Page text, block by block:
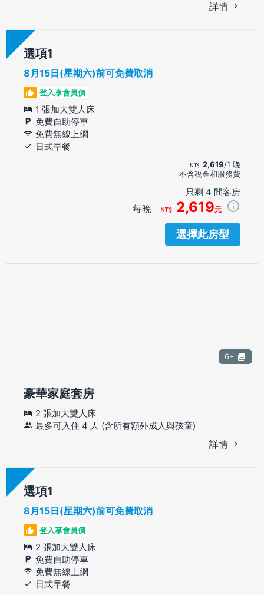
詳情
選項
8月15日(星期六)前可免費取消
登入享會員價
1 張加大雙人床
免費自助停車
免費無線上網
日式早餐
2,619/1 晚
不含稅金和服務費
只剩 4 間客房
每晚 2,619元
選擇此房型
6+
豪華家庭套房
2 張加大雙人床
最多可入住 4 人 (含所有額外成人與孩童)
詳情
選項
8月15日(星期六)前可免費取消
登入享會員價
2 張加大雙人床
免費自助停車
免費無線上網
日式早餐